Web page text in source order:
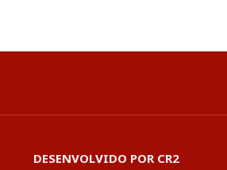
DESENVOLVIDO POR CR2